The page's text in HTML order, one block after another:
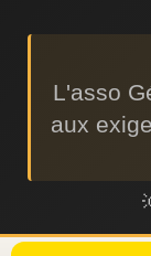
L'asso
aux